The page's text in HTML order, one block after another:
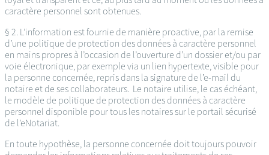
caractère personnel sont obtenues.
§ 2. L’information est fournie de manière proactive, par la remise
d’une politique de protection des données à caractère personnel
en mains propres à l’occasion de l’ouverture d’un dossier et/ou par
voie électronique, par exemple via un lien hypertexte, visible pour
la personne concernée, repris dans la signature de l’e-mail du
notaire et de ses collaborateurs. Le notaire utilise, le cas échéant,
le modèle de politique de protection des données à caractère
personnel disponible pour tous les notaires sur le portail sécurisé
de l’eNotariat.
En toute hypothèse, la personne concernée doit toujours pouvoir